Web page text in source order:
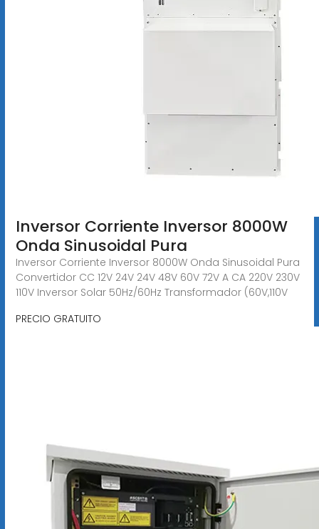
Inversor Corriente Inversor 8000W
Onda Sinusoidal Pura
Inversor Corriente Inversor 8000W Onda Sinusoidal Pura
Convertidor CC 12V 24V 24V 48V 60V 72V A CA 220V 230V
110V Inversor Solar 50Hz/60Hz Transformador (60V,110V
PRECIO GRATUITO